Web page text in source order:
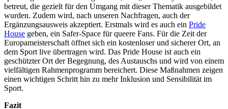
betreut, die gezielt für den Umgang mit dieser Thematik ausgebildet
wurden. Zudem wird, nach unseren Nachfragen, auch der
Ergänzungsausweis akzeptiert. Erstmals wird es auch ein Pride
House geben, ein Safer-Space für queere Fans. Für die Zeit der
Europameisterschaft öffnet sich ein kostenloser und sicherer Ort, an
dem Sport live übertragen wird. Das Pride House ist auch ein
geschützter Ort der Begegnung, des Austauschs und wird von einem
vielfältigen Rahmenprogramm bereichert. Diese Maßnahmen zeigen
einen wichtigen Schritt hin zu mehr Inklusion und Sensibilität im
Sport.
Fazit